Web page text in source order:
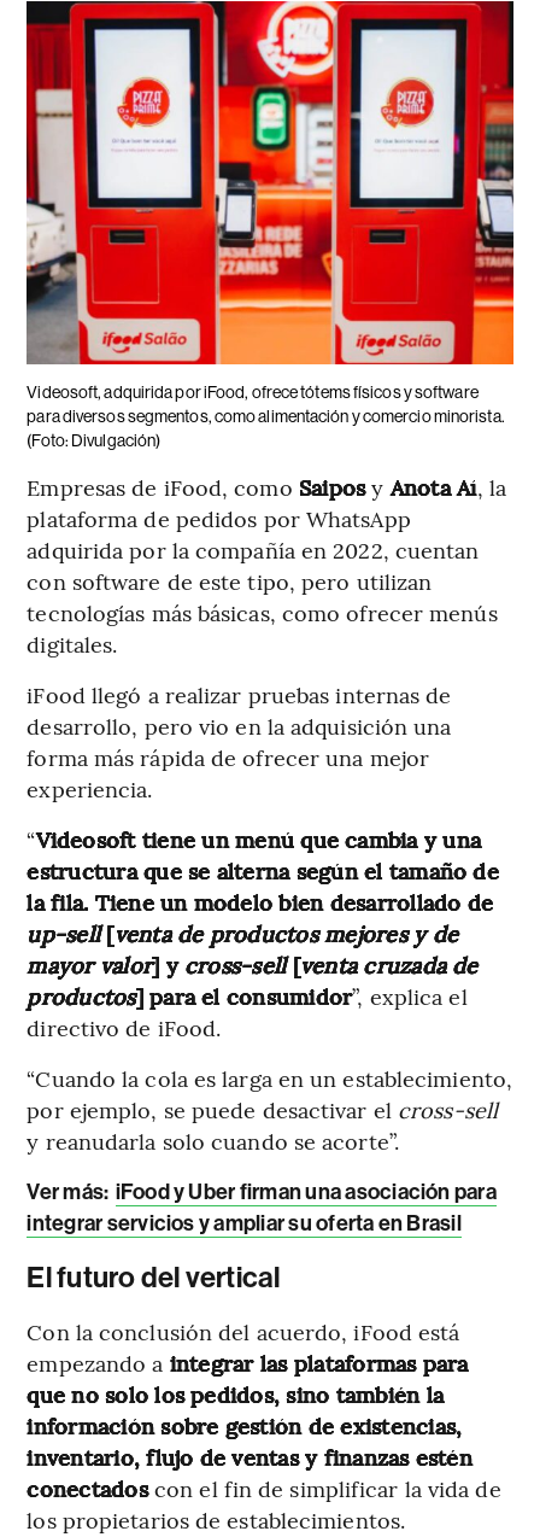
Videosoft, adquirida por iFood, ofrece tótems físicos y software
para diversos segmentos, como alimentación y comercio minorista.
(Foto: Divulgación)
Empresas de iFood, como SaiposyAnota Aí, la
plataforma de pedidos por WhatsApp
adquirida por la compañía en 2022, cuentan
con software de este tipo, pero utilizan
tecnologías más básicas, como ofrecer menús
digitales.
iFood llegó a realizar pruebas internas de
desarrollo, pero vio en la adquisición una
forma más rápida de ofrecer una mejor
experiencia.
“Videosoft tiene un menú que cambia y una
estructura que se alterna según el tamaño de
la fila. Tiene un modelo bien desarrollado de
up-sell[venta de productos mejores y de
mayor valor] y cross-sell[venta cruzada de
productos] para el consumidor”, explica el
directivo de iFood.
“Cuando la cola es larga en un establecimiento,
por ejemplo, se puede desactivar el cross-sell
y reanudarla solo cuando se acorte”.
Ver más: iFood y Uber firman una asociación para
integrar servicios y ampliar su oferta en Brasil
El futuro del vertical
Con la conclusión del acuerdo, iFood está
empezando a integrar las plataformas para
que no solo los pedidos, sino también la
información sobre gestión de existencias,
inventario, flujo de ventas y finanzas estén
conectadoscon el fin de simplificar la vida de
los propietarios de establecimientos.